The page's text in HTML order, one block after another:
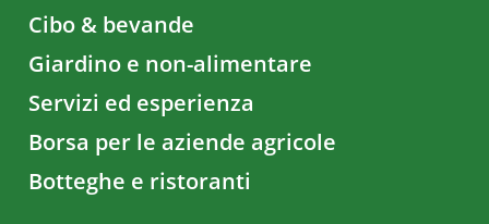
Cibo & bevande
Giardino e non-alimentare
Servizi ed esperienza
Borsa per le aziende agricole
Botteghe e ristoranti